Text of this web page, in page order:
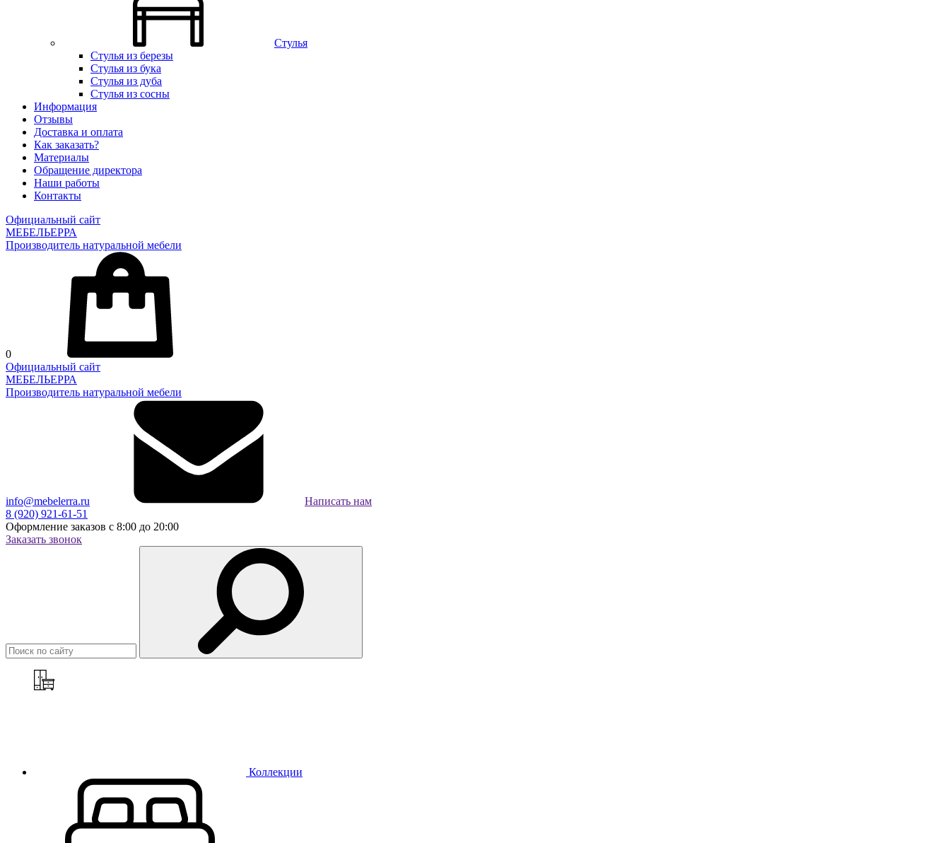
Стулья
Стулья из березы
Стулья из бука
Стулья из дуба
Стулья из сосны
Информация
Отзывы
Доставка и оплата
Как заказать?
Материалы
Обращение директора
Наши работы
Контакты
Официальный сайт
МЕБЕЛЬЕРРА
Производитель натуральной мебели
0
Официальный сайт
МЕБЕЛЬЕРРА
Производитель натуральной мебели
info@mebelerra.ru
Написать нам
8 (920) 921-61-51
Оформление заказов с 8:00 до 20:00
Заказать звонок
Коллекции